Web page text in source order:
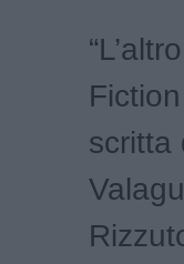
scritta